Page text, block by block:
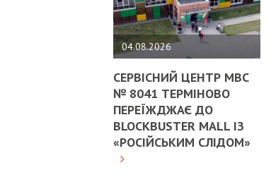
04.08.2026
СЕРВІСНИЙ ЦЕНТР МВС
№ 8041 ТЕРМІНОВО
ПЕРЕЇЖДЖАЄ ДО
BLOCKBUSTER MALL ІЗ
«РОСІЙСЬКИМ СЛІДОМ»